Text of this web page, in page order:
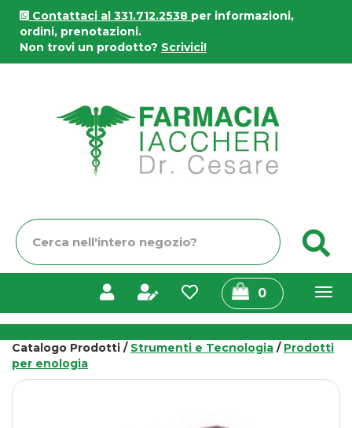
Passa
contenuto
principale
Contattaci al 331.712.2538 per informazioni,
ordini, prenotazioni.
Non trovi un prodotto? Scrivici!
Cerca
Prodotto
0prodotti
inseriti
Catalogo Prodotti / Strumenti e Tecnologia / Prodotti
per enologia